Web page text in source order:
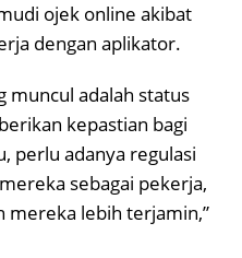
ojek online akibat
dengan aplikator.
muncul adalah status
kepastian bagi
perlu adanya regulasi
sebagai pekerja,
mereka lebih terjamin,”